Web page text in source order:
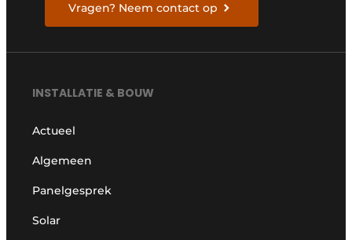
Vragen? Neem contact op
INSTALLATIE & BOUW
Actueel
Algemeen
Panelgesprek
Solar